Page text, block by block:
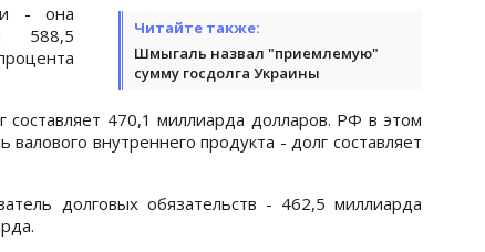
Читайте также:
Шмыгаль назвал "приемлемую"
сумму госдолга Украины
- она
588,5
составляет 470,1 миллиарда долларов. РФ в этом
внутреннего продукта - долг составляет
долговых обязательств - 462,5 миллиарда